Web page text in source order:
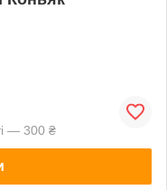
— 300 ₴